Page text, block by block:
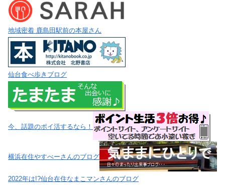
地域密着 鹿島田駅前の本屋さん
仙台食べ歩きブログ
今、話題のポイ活するなら！
横浜在住やすべーさんのブログ
2022年は!?仙台在住なまこマンさんのブログ